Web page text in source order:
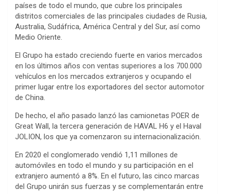
países de todo el mundo, que cubre los principales
distritos comerciales de las principales ciudades de Rusia,
Australia, Sudáfrica, América Central y del Sur, así como
Medio Oriente.
El Grupo ha estado creciendo fuerte en varios mercados
en los últimos años con ventas superiores a los 700.000
vehículos en los mercados extranjeros y ocupando el
primer lugar entre los exportadores del sector automotor
de China.
De hecho, el año pasado lanzó las camionetas POER de
Great Wall, la tercera generación de HAVAL H6 y el Haval
JOLION, los que ya comenzaron su internacionalización.
En 2020 el conglomerado vendió 1,11 millones de
automóviles en todo el mundo y su participación en el
extranjero aumentó a 8%. En el futuro, las cinco marcas
del Grupo unirán sus fuerzas y se complementarán entre